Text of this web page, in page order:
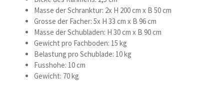
Masse der Schranktur: 2x H 200 cm x B 50 cm
Grosse der Facher: 5x H 33 cm x B 96 cm
Masse der Schubladen: H 30 cm x B 90 cm
Gewicht pro Fachboden: 15 kg
Belastung pro Schublade: 10 kg
Fusshohe: 10 cm
Gewicht: 70 kg